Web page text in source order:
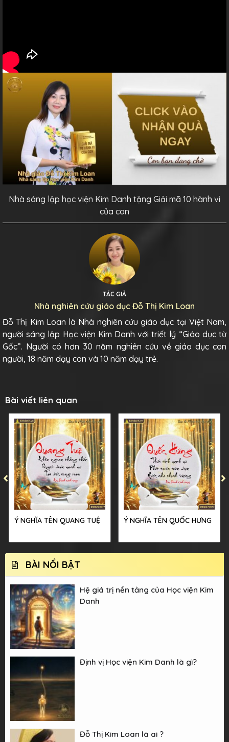
Nhà sáng lập học viện Kim Danh tặng Giải mã 10 hành vi
của con
TÁC GIẢ
Nhà nghiên cứu giáo dục Đỗ Thị Kim Loan
Đỗ Thị Kim Loan là Nhà nghiên cứu giáo dục tại Việt Nam,
người sáng lập Học viện Kim Danh với triết lý “Giáo dục từ
Gốc”. Người có hơn 30 năm nghiên cứu về giáo dục con
người, 18 năm dạy con và 10 năm dạy trẻ.
Bài viết liên quan
Ý NGHĨA TÊN QUANG TUỆ Ý NGHĨA TÊN QUỐC HƯNG
BÀI NỔI BẬT
Hệ giá trị nền tảng của Học viện Kim
Danh
Định vị Học viện Kim Danh là gì?
Đỗ Thị Kim Loan là ai ?